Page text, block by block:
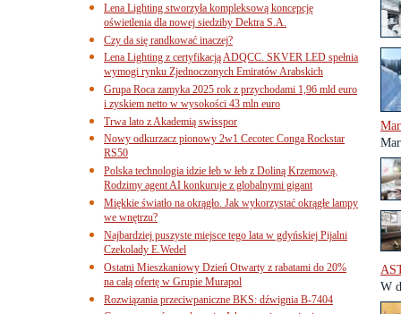
W
Lena Lighting stworzyła kompleksową koncepcję
oświetlenia dla nowej siedziby Dektra S.A.
Czy da się randkować inaczej?
Lena Lighting z certyfikacją ADQCC. SKVER LED spełnia
wymogi rynku Zjednoczonych Emiratów Arabskich
Grupa Roca zamyka 2025 rok z przychodami 1,96 mld euro
i zyskiem netto w wysokości 43 mln euro
Trwa lato z Akademią swisspor
Nowy odkurzacz pionowy 2w1 Cecotec Conga Rockstar
RS50
Polska technologia idzie łeb w łeb z Doliną Krzemową.
Rodzimy agent AI konkuruje z globalnymi gigant
Miękkie światło na okrągło. Jak wykorzystać okrągłe lampy
we wnętrzu?
Najbardziej puszyste miejsce tego lata w gdyńskiej Pijalni
Czekolady E.Wedel
Ostatni Mieszkaniowy Dzień Otwarty z rabatami do 20%
na całą ofertę w Grupie Murapol
Rozwiązania przeciwpaniczne BKS: dźwignia B-7404